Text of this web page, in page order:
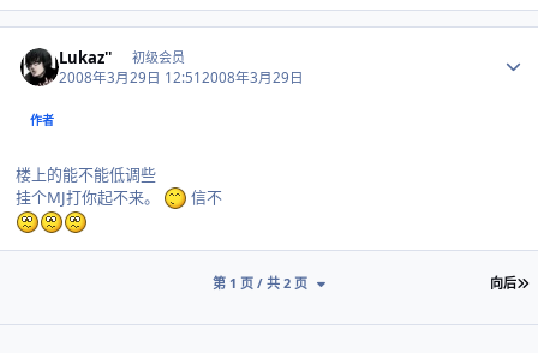
Lukaz'' 初级会员
2008年3月29日 12:512008年3月29日
作者
楼上的能不能低调些
挂个MJ打你起不来。
信不
向后
第 1 页 / 共 2 页